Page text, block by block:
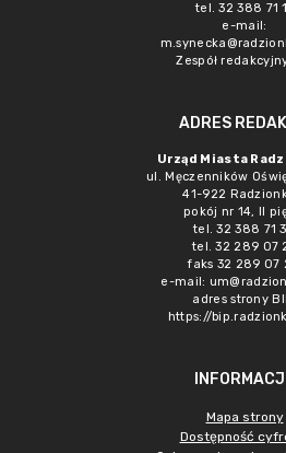
tel. 32 388 71
e-mail:
Zespół
ADRES
Urząd Miasta
ul. Męczenników
41-922
pokój nr 14, II
tel. 32 388 71
tel. 32 289 07
faks 32 289 07
e-mail:
adres strony
https://
Mapa strony
Dostępność